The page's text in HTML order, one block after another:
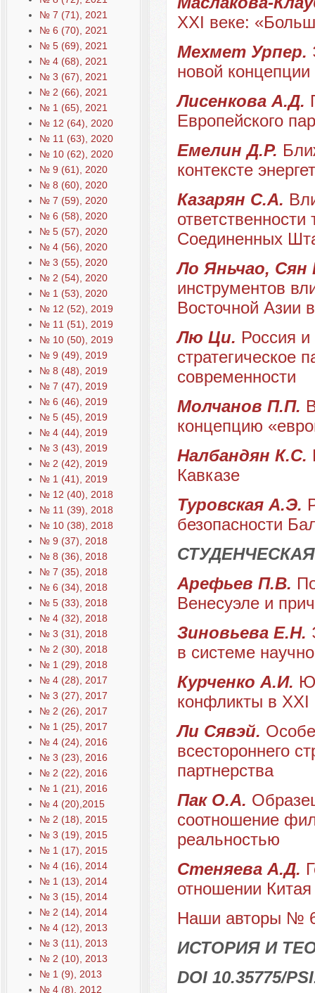
№ 7 (71), 2021
№ 6 (70), 2021
№ 5 (69), 2021
№ 4 (68), 2021
№ 3 (67), 2021
№ 2 (66), 2021
№ 1 (65), 2021
№ 12 (64), 2020
№ 11 (63), 2020
№ 10 (62), 2020
№ 9 (61), 2020
№ 8 (60), 2020
№ 7 (59), 2020
№ 6 (58), 2020
№ 5 (57), 2020
№ 4 (56), 2020
№ 3 (55), 2020
№ 2 (54), 2020
№ 1 (53), 2020
№ 12 (52), 2019
№ 11 (51), 2019
№ 10 (50), 2019
№ 9 (49), 2019
№ 8 (48), 2019
№ 7 (47), 2019
№ 6 (46), 2019
№ 5 (45), 2019
№ 4 (44), 2019
№ 3 (43), 2019
№ 2 (42), 2019
№ 1 (41), 2019
№ 12 (40), 2018
№ 11 (39), 2018
№ 10 (38), 2018
№ 9 (37), 2018
№ 8 (36), 2018
№ 7 (35), 2018
№ 6 (34), 2018
№ 5 (33), 2018
№ 4 (32), 2018
№ 3 (31), 2018
№ 2 (30), 2018
№ 1 (29), 2018
№ 4 (28), 2017
№ 3 (27), 2017
№ 2 (26), 2017
№ 1 (25), 2017
№ 4 (24), 2016
№ 3 (23), 2016
№ 2 (22), 2016
№ 1 (21), 2016
№ 4 (20),2015
№ 2 (18), 2015
№ 3 (19), 2015
№ 1 (17), 2015
№ 4 (16), 2014
№ 1 (13), 2014
№ 3 (15), 2014
№ 2 (14), 2014
№ 4 (12), 2013
№ 3 (11), 2013
№ 2 (10), 2013
№ 1 (9), 2013
№ 4 (8), 2012
XXI веке:
Мехмет Урпер.
новой
Лисенкова А.Д.
Европейского
Емелин Д.Р.
контексте
Казарян С.А.
Соединенных
Ло Яньчао,
инструментов
Восточной Азии
Лю Ци. Россия и
стратегическое
современности
Молчанов П.П.
концепцию
Налбандян К.С.
Кавказе
Туровская А.Э.
безопасности
Арефьев П.В.
Венесуэле и
Зиновьева Е.Н.
в системе
Курченко А.И.
конфликты в XXI
Ли Сявэй.
всестороннего
партнерства
Пак О.А.
соотношение
реальностью
Стеняева А.Д.
отношении Китая
Наши авторы №
ИСТОРИЯ И
DOI 10.35775/